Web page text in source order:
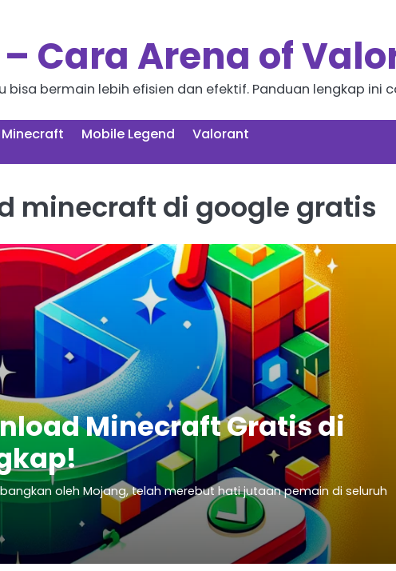
Cara Arena of
bisa bermain lebih efisien dan efektif. Panduan lengkap ini
Minecraft Mobile Legend Valorant
minecraft di google gratis
Minecraft Gratis di
oleh Mojang, telah merebut hati jutaan pemain di seluruh